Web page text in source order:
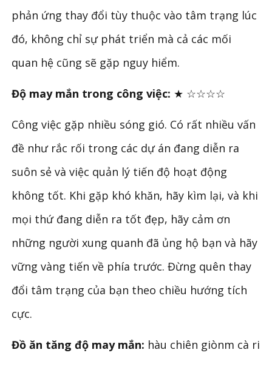
phản ứng thay đổi tùy thuộc vào tâm trạng lúc
đó, không chỉ sự phát triển mà cả các mối
quan hệ cũng sẽ gặp nguy hiểm.
Độ may mắn trong công việc: ★ ☆☆☆☆
Công việc gặp nhiều sóng gió. Có rất nhiều vấn
đề như rắc rối trong các dự án đang diễn ra
suôn sẻ và việc quản lý tiến độ hoạt động
không tốt. Khi gặp khó khăn, hãy kìm lại, và khi
mọi thứ đang diễn ra tốt đẹp, hãy cảm ơn
những người xung quanh đã ủng hộ bạn và hãy
vững vàng tiến về phía trước. Đừng quên thay
đổi tâm trạng của bạn theo chiều hướng tích
cực.
Đồ ăn tăng độ may mắn: hàu chiên giònm cà ri